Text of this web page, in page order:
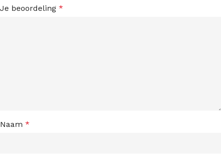
Je beoordeling *
Naam *